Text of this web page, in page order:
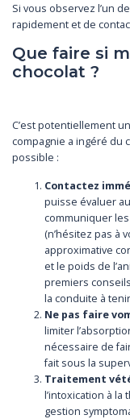
Si vous observez l’un
rapidement et de
Que faire si
chocolat ?
C’est potentiellement
compagnie a ingéré du
possible :
Contactez
puisse évaluer
communiquer
(n’hésitez pas à
approximative
et le poids de
premiers
la conduite à
Ne pas faire
limiter
nécessaire de
fait sous la
Traitement
l’intoxication à
gestion